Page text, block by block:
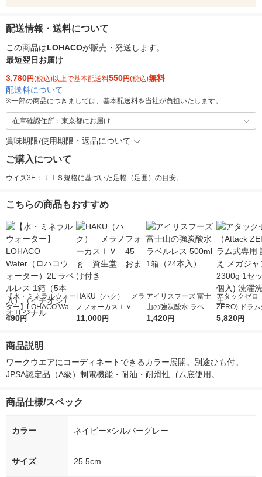
配送情報・送料について
この商品はLOHACOが販売・発送します。
最短翌日お届け
3,780円(税込)以上で基本配送料550円(税込)無料
配送料について
※一部の商品につきましては、基本配送料を当社が負担いたします。
在庫確認住所：東京都にお届け
賞味期限/使用期限・返品について
ご購入について
ウイズ3E：ＪＩＳ規格に基づいた足幅（足囲）の目安。
こちらの商品もおすすめ
【水・ミネラルウォー
ター】LOHACO Wate
r（ロハコウォータ
シ） オリジナル
490円
HAKU（ハク） メラ
ノフォーカスＩＶ 4
5ｇ 資生堂 おまけ
11,000円
アイリスフーズ 富士
山の強炭酸水 ラベル
レス 500ml 1箱（24
1,420円
アタックゼロ
ZERO) ドラ
詰め替え メガ
5,820円
商品説明
ワークウエアにコーディネートできるカラー展開。別途ひも付。
JPSA認定品（A級）制電機能・耐油・耐滑性ゴム底使用。
商品仕様/スペック
カラー ネイビー×シルバーグレー
サイズ 25.5cm